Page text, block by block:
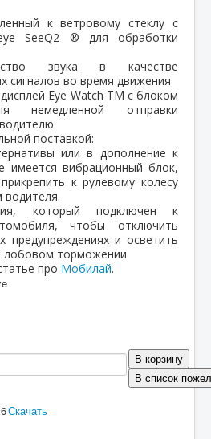
к ветровому стеклу с
SeeQ2 ® для обработки
звука в качестве
сигналов во время движения
дисплей Eye Watch TM с блоком
немедленной отправки
поставкой:
или в дополнение к
имеется вибрационный блок,
к рулевому колесу
водителя.
который подключен к
чтобы отключить
предупреждениях и осветить
лобовом торможении
про Мобилай.
Скачать